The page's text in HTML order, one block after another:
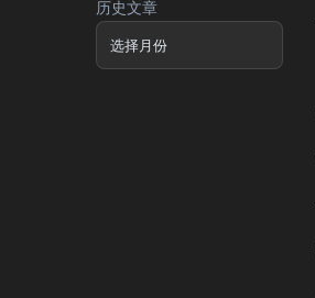
历史文章